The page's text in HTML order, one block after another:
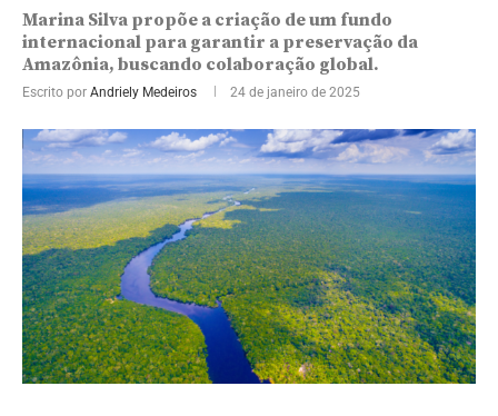
Marina Silva propõe a criação de um fundo
internacional para garantir a preservação da
Amazônia, buscando colaboração global.
Escrito por Andriely Medeiros 24 de janeiro de 2025